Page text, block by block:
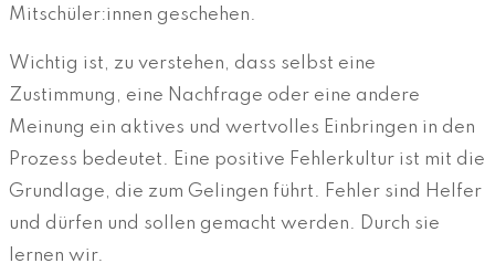
Mitschüler:innen geschehen.
Wichtig ist, zu verstehen, dass selbst eine
Zustimmung, eine Nachfrage oder eine andere
Meinung ein aktives und wertvolles Einbringen in den
Prozess bedeutet. Eine positive Fehlerkultur ist mit die
Grundlage, die zum Gelingen führt. Fehler sind Helfer
und dürfen und sollen gemacht werden. Durch sie
lernen wir.